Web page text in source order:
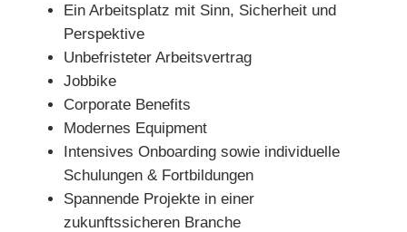
Ein Arbeitsplatz mit Sinn, Sicherheit und
Perspektive
Unbefristeter Arbeitsvertrag
Jobbike
Corporate Benefits
Modernes Equipment
Intensives Onboarding sowie individuelle
Schulungen & Fortbildungen
Spannende Projekte in einer
zukunftssicheren Branche